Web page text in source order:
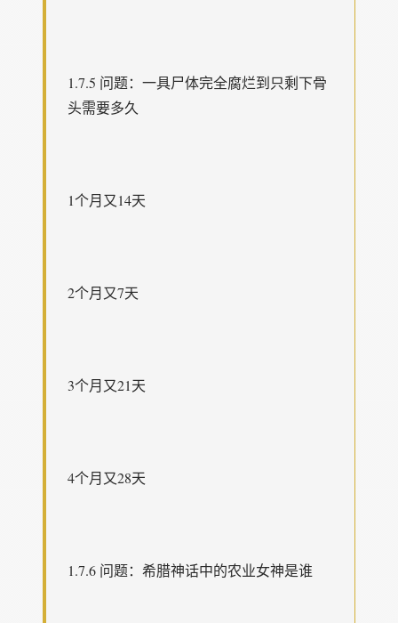
1.7.5 问题：一具尸体完全腐烂到只剩下骨
头需要多久
1个月又14天
2个月又7天
3个月又21天
4个月又28天
1.7.6 问题：希腊神话中的农业女神是谁